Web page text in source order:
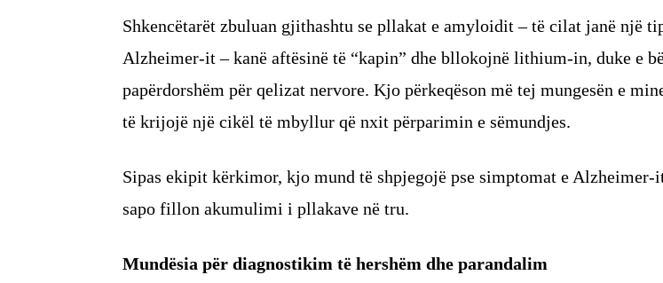
Shkencëtarët zbuluan gjithashtu se pllakat e amyloidit – të cilat janë një
Alzheimer-it – kanë aftësinë të “kapin” dhe bllokojnë lithium-in, duke e
papërdorshëm për qelizat nervore. Kjo përkeqëson më tej mungesën e
të krijojë një cikël të mbyllur që nxit përparimin e sëmundjes.
Sipas ekipit kërkimor, kjo mund të shpjegojë pse simptomat e Alzheimer-
sapo fillon akumulimi i pllakave në tru.
Mundësia për diagnostikim të hershëm dhe parandalim